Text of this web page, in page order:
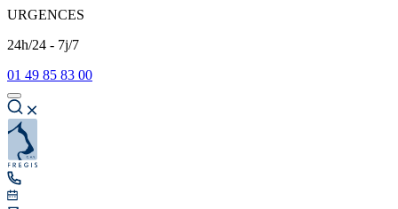
URGENCES
24h/24 - 7j/7
01 49 85 83 00